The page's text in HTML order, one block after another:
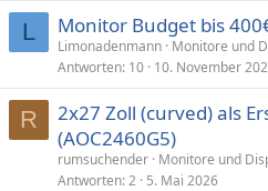
L Monitor Budget bis
Limonadenmann Monitore und
Antworten 10 10. November
R
2x27 Zoll (curved) als
(AOC2460G5)
rumsuchender Monitore und
Antworten 2 5. Mai 2026